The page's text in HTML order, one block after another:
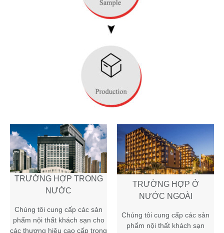
TRƯỜNG HỢP TRONG
NƯỚC
Chúng tôi cung cấp các sản
phẩm nội thất khách sạn cho
các thương hiệu cao cấp trong
TRƯỜNG HỢP Ở
NƯỚC NGOÀI
Chúng tôi cung cấp các sản
phẩm nội thất khách sạn